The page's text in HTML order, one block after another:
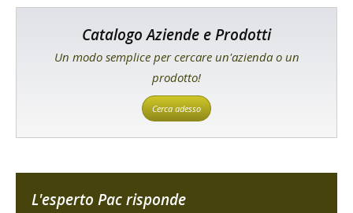
Catalogo Aziende e Prodotti
Un modo semplice per cercare un'azienda o un
prodotto!
Cerca adesso
L'esperto Pac risponde